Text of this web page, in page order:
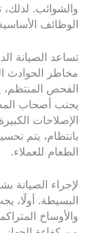
والشوائب.
الوظائف
تساعد الصيانة
مخاطر الحوادث
الفحص
يجنب أصحاب
الإصلاحات
بانتظام، يتم
الطعام للعملاء.
لإجراء الصيانة
البسيطة. أولًا،
والأوساخ